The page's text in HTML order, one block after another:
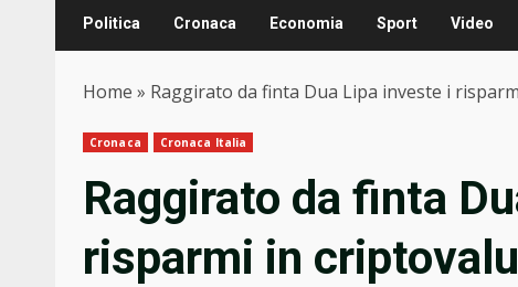
Politica Cronaca Economia Sport Video
Home » Raggirato da finta Dua Lipa investe i
Cronaca Cronaca Italia
Raggirato da finta
risparmi in